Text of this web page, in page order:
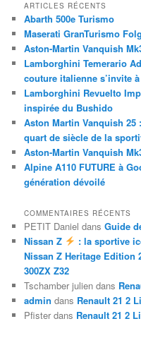
ARTICLES RÉCENTS
Abarth 500e Turismo
Maserati GranTurismo
Aston-Martin Vanquish
Lamborghini Temerario
couture italienne s’invite
Lamborghini Revuelto
inspirée du Bushido
Aston Martin Vanquish
quart de siècle de la
Aston-Martin Vanquish
Alpine A110 FUTURE à
génération dévoilé
COMMENTAIRES RÉCENTS
PETIT Daniel dansGuide
Nissan Z
: la sportive
Nissan Z Heritage Edition
300ZX Z32
Tschamber julien dans
admin dans Renault 21 2
Pfister dans Renault 21 2